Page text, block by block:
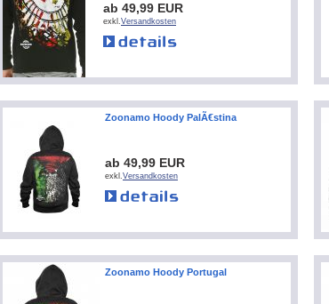
ab 49,99 EUR
exkl.Versandkosten
Zoonamo Hoody PalÃ€stina
ab 49,99 EUR
exkl.Versandkosten
Zoonamo Hoody Portugal